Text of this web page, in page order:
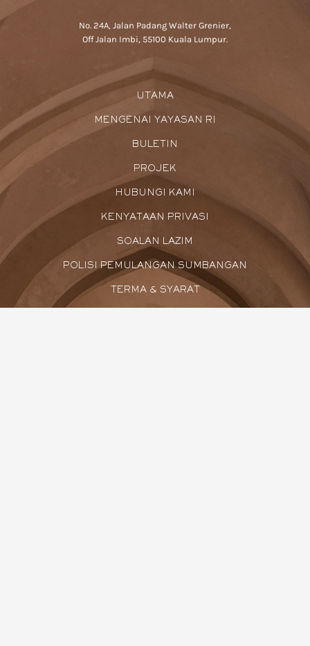
No. 24A, Jalan Padang Walter Grenier,
Off Jalan Imbi, 55100 Kuala Lumpur.
UTAMA
MENGENAI YAYASAN RI
BULETIN
PROJEK
HUBUNGI KAMI
KENYATAAN PRIVASI
SOALAN LAZIM
POLISI PEMULANGAN SUMBANGAN
TERMA & SYARAT